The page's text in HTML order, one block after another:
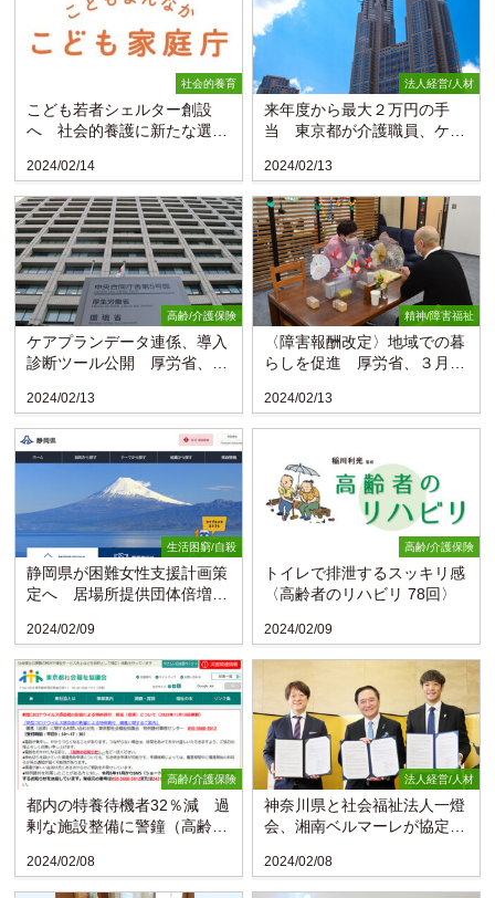
社会的養育
こども若者シェルター創設
へ 社会的養護に新たな選択
2024/02/14
法人経営/人材
来年度から最大２万円の手
当 東京都が介護職員、ケア
2024/02/13
高齢/介護保険
ケアプランデータ連係、導入
診断ツール公開 厚労省、事
2024/02/13
精神/障害福祉
〈障害報酬改定〉地域での暮
らしを促進 厚労省、３月中
2024/02/13
生活困窮/自殺
静岡県が困難女性支援計画策
定へ 居場所提供団体倍増な
2024/02/09
高齢/介護保険
トイレで排泄するスッキリ感
〈高齢者のリハビリ 78回〉
2024/02/09
高齢/介護保険
都内の特養待機者32％減 過
剰な施設整備に警鐘（高齢協
2024/02/08
法人経営/人材
神奈川県と社会福祉法人一燈
会、湘南ベルマーレが協定
2024/02/08